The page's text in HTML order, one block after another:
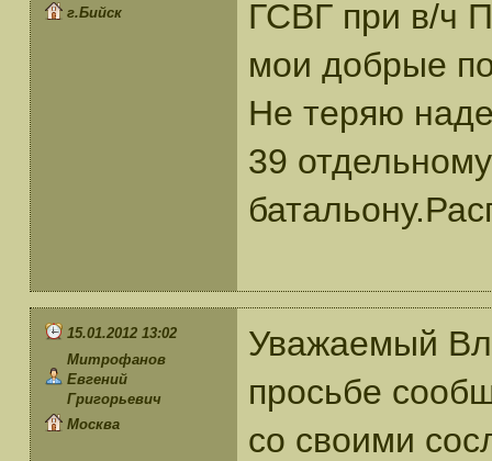
г.Бийск
ГСВГ при в/ч
мои добрые
Не теряю
39
15.01.2012 13:02
Митрофанов
Евгений
Григорьевич
Москва
Уважаемый
просьбе
со своими